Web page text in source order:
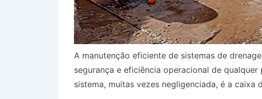
A manutenção eficiente de sistemas de
segurança e eficiência operacional de
sistema, muitas vezes negligenciada, é a caixa